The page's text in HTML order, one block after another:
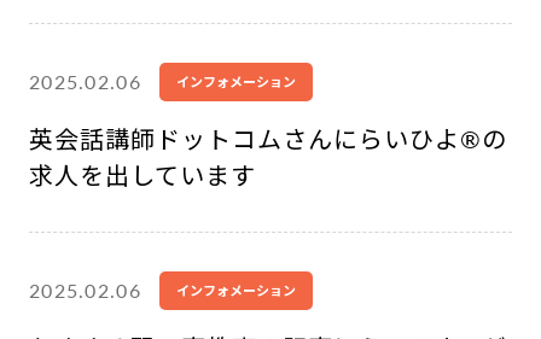
2025.02.06 インフォメーション
英会話講師ドットコムさんにらいひよ®︎の
求人を出しています
2025.02.06 インフォメーション